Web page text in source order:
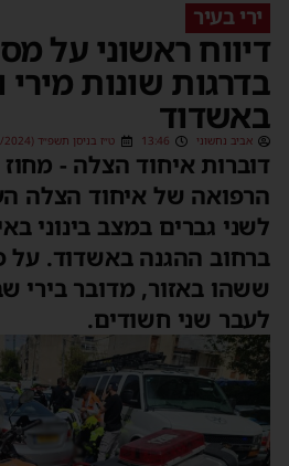
ירי בעיר
דיווח ראשוני על
בדרגות שונות מירי
באשדוד
אביב נחשוני 13:46 ט״ז בניסן תשפ״ד (24/04/2024)
דוברות איחוד הצלה - מחוז
הרפואה של איחוד הצלה
לשני גברים במצב בינוני
ברחוב ההגנה באשדוד. על
ששהו באזור, מדובר בירי
לעבר שני חשודים.